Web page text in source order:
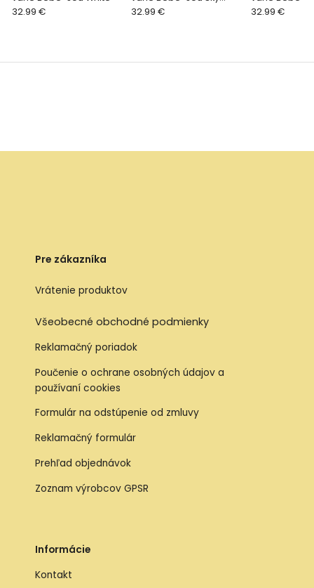
32.99 €
Green
32.99 €
Green
32.99 €
Pre zákazníka
Vrátenie produktov
Všeobecné obchodné podmienky
Reklamačný poriadok
Poučenie o ochrane osobných údajov a
používaní cookies
Formulár na odstúpenie od zmluvy
Reklamačný formulár
Prehľad objednávok
Zoznam výrobcov GPSR
Informácie
Kontakt